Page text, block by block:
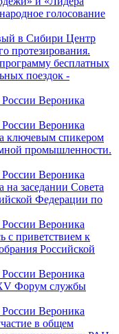
голосование
в Сибири Центр
протезирования.
бесплатных
поездок -
Вероника
Вероника
ключевым спикером
промышленности.
Вероника
заседании Совета
Федерации по
Вероника
с приветствием к
Российской
Вероника
Форум службы
Вероника
в общем